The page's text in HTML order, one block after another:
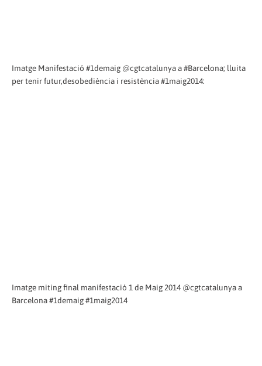
Imatge Manifestació #1demaig @cgtcatalunya a #Barcelona; lluita
per tenir futur,desobediència i resistència #1maig2014:
Imatge miting final manifestació 1 de Maig 2014 @cgtcatalunya a
Barcelona #1demaig #1maig2014